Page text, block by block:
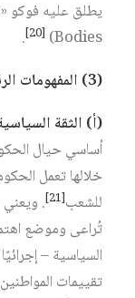
Bodies)
[20]
.
(3)
المفهومات
(أ) الثقة
أساسي حيال
خلالها تعمل
للشعب[21]
. ويعني
تُراعى وموضع
السياسية –
تقييمات